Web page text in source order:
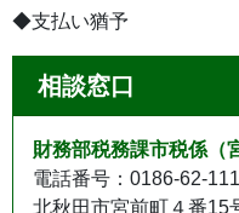
◆支払い猶予
相談窓口
財務部税務課市税係（
電話番号：0186-62-
北秋田市宮前町４番15